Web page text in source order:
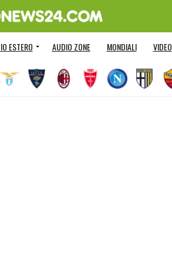
ESTERO AUDIO ZONE MONDIALI VIDEO